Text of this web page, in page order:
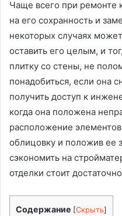
Чаще всего при ремонте
на его сохранность и
некоторых случаях
оставить его целым, и
плитку со стены, не
понадобиться, если она
получить доступ к
когда она положена
расположение
облицовку и положив ее
сэкономить на
отделки стоит
Содержание [Скрыть]